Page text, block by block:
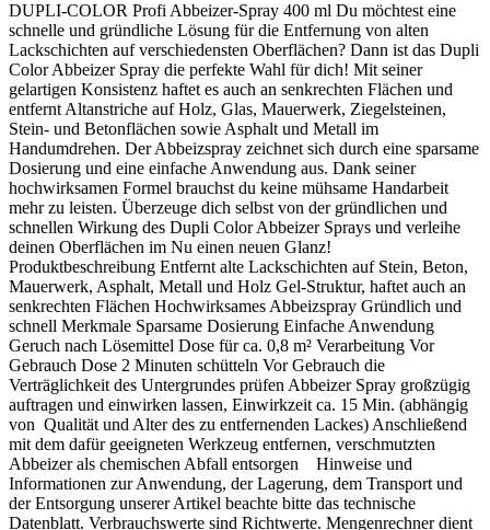
DUPLI-COLOR Profi Abbeizer-Spray 400 ml Du möchtest eine
schnelle und gründliche Lösung für die Entfernung von alten
Lackschichten auf verschiedensten Oberflächen? Dann ist das Dupli
Color Abbeizer Spray die perfekte Wahl für dich! Mit seiner
gelartigen Konsistenz haftet es auch an senkrechten Flächen und
entfernt Altanstriche auf Holz, Glas, Mauerwerk, Ziegelsteinen,
Stein- und Betonflächen sowie Asphalt und Metall im
Handumdrehen. Der Abbeizspray zeichnet sich durch eine sparsame
Dosierung und eine einfache Anwendung aus. Dank seiner
hochwirksamen Formel brauchst du keine mühsame Handarbeit
mehr zu leisten. Überzeuge dich selbst von der gründlichen und
schnellen Wirkung des Dupli Color Abbeizer Sprays und verleihe
deinen Oberflächen im Nu einen neuen Glanz!
Produktbeschreibung Entfernt alte Lackschichten auf Stein, Beton,
Mauerwerk, Asphalt, Metall und Holz Gel-Struktur, haftet auch an
senkrechten Flächen Hochwirksames Abbeizspray Gründlich und
schnell Merkmale Sparsame Dosierung Einfache Anwendung
Geruch nach Lösemittel Dose für ca. 0,8 m² Verarbeitung Vor
Gebrauch Dose 2 Minuten schütteln Vor Gebrauch die
Verträglichkeit des Untergrundes prüfen Abbeizer Spray großzügig
auftragen und einwirken lassen, Einwirkzeit ca. 15 Min. (abhängig
von Qualität und Alter des zu entfernenden Lackes) Anschließend
mit dem dafür geeigneten Werkzeug entfernen, verschmutzten
Abbeizer als chemischen Abfall entsorgen Hinweise und
Informationen zur Anwendung, der Lagerung, dem Transport und
der Entsorgung unserer Artikel beachte bitte das technische
Datenblatt. Verbrauchswerte sind Richtwerte. Mengenrechner dient